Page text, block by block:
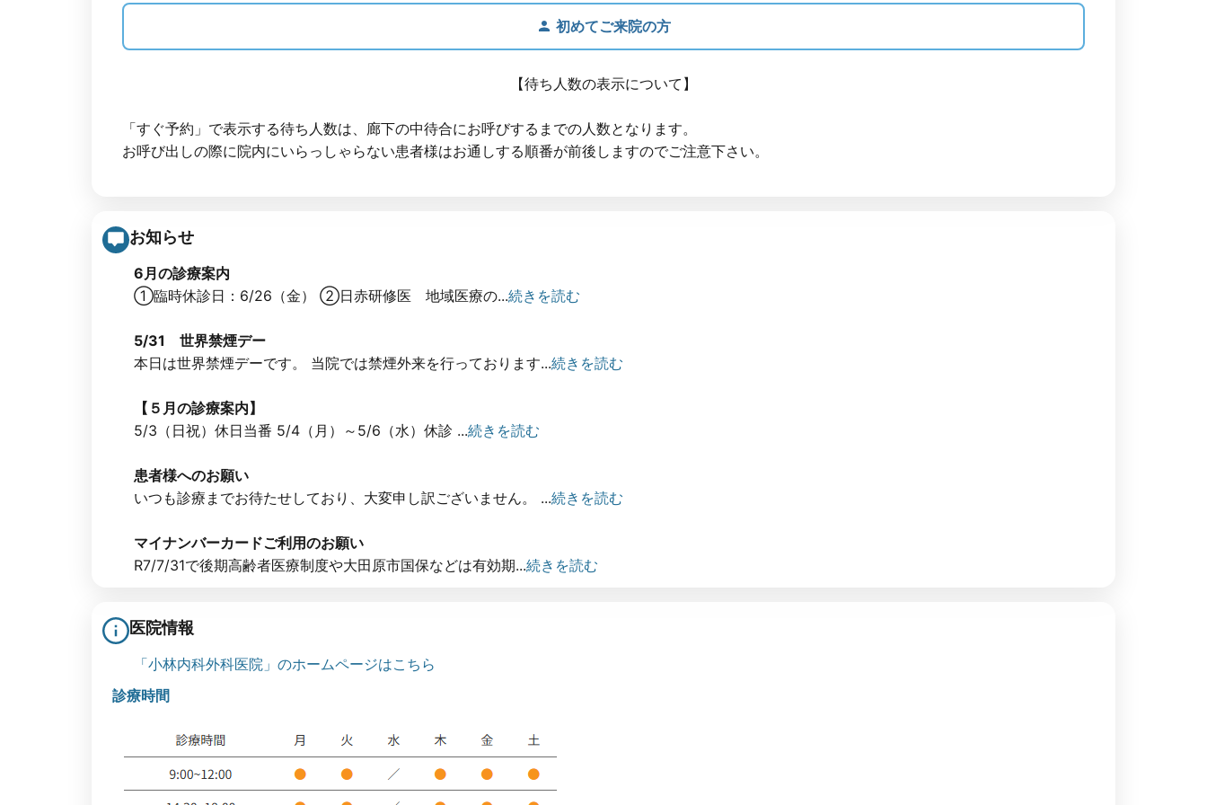
初めてご来院の方
【待ち人数の表示について】
「すぐ予約」で表示する待ち人数は、廊下の中待合にお呼びするまでの人数となります。
お呼び出しの際に院内にいらっしゃらない患者様はお通しする順番が前後しますのでご注意下さい。
お知らせ
6月の診療案内
①臨時休診日：6/26（金） ②日赤研修医 地域医療の...続きを読む
5/31 世界禁煙デー
本日は世界禁煙デーです。 当院では禁煙外来を行っております...続きを読む
【５月の診療案内】
5/3（日祝）休日当番 5/4（月）～5/6（水）休診 ...続きを読む
患者様へのお願い
いつも診療までお待たせしており、大変申し訳ございません。 ...続きを読む
マイナンバーカードご利用のお願い
R7/7/31で後期高齢者医療制度や大田原市国保などは有効期...続きを読む
医院情報
「小林内科外科医院」のホームページはこちら
診療時間